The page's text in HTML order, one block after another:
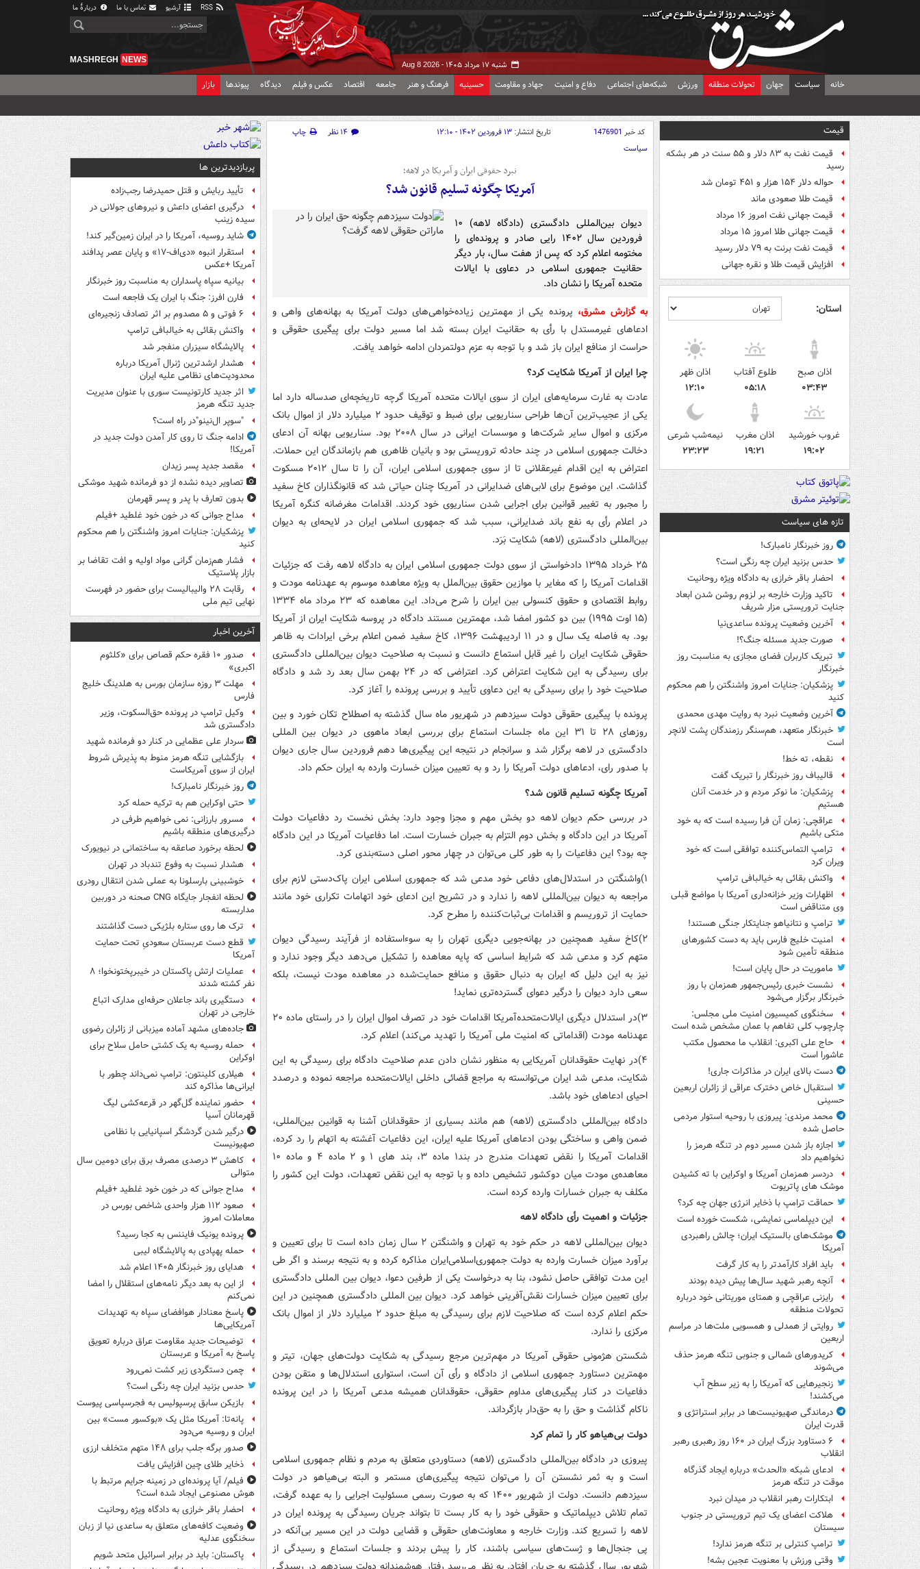
آرشیو تماس با ما دربارهٔ ما
شنبه ۱۷ مرداد ۱۴۰۵ - Aug 8 2026
MASHREGH NEWS
خانه سیاست جهان تحولات منطقه ورزش شبکه‌های اجتماعی دفاع و امنیت جهاد و مقاومت حسینیه فرهنگ و هنر جامعه اقتصاد عکس و فیلم دیدگاه پیوندها بازار
قیمت
قیمت نفت به ۸۳ دلار و ۵۵ سنت در هر بشکه
رسید
حواله دلار ۱۵۴ هزار و ۴۵۱ تومان شد
قیمت طلا صعودی ماند
قیمت جهانی نفت امروز ۱۶ مرداد
قیمت جهانی طلا امروز ۱۵ مرداد
قیمت نفت برنت به ۷۹ دلار رسید
افزایش قیمت طلا و نقره جهانی
استان:
اذان صبح
۰۳:۴۳
طلوع آفتاب
۰۵:۱۸
اذان ظهر
۱۲:۱۰
غروب خورشید
۱۹:۰۲
اذان مغرب
۱۹:۲۱
نیمه‌شب شرعی
۲۳:۲۳
تازه های سیاست
روز خبرنگار نامبارک!
حدس بزنید ایران چه رنگی است؟
احضار باقر خرازی به دادگاه ویژه روحانیت
تاکید وزارت خارجه بر لزوم روشن شدن ابعاد
جنایت تروریستی مزار شریف
آخرین وضعیت پرونده ساعدی‌نیا
صورت جدید مسئله جنگ؟!
تبریک کاربران فضای مجازی به مناسبت روز
خبرنگار
پزشکیان: جنایات امروز واشنگتن را هم محکوم
کنید
آخرین وضعیت نبرد به روایت مهدی محمدی
خبرنگار متعهد، هم‌سنگر رزمندگان پشت لانچر
است
نقطه، ته خط!
قالیباف روز خبرنگار را تبریک گفت
پزشکیان: ما نوکر مردم و در خدمت آنان
هستیم
عراقچی: زمان آن فرا رسیده است که به خود
متکی باشیم
ترامپ التماس‌کننده توافقی است که خود
ویران کرد
واکنش بقائی به خیالبافی ترامپ
اظهارات وزیر خزانه‌داری آمریکا با مواضع قبلی
وی متناقض است
ترامپ و نتانیاهو جنایتکار جنگی هستند!
امنیت خلیج فارس باید به دست کشورهای
منطقه تأمین شود
ماموریت در حال پایان است!
نشست خبری رئیس‌جمهور همزمان با روز
خبرنگار برگزار می‌شود
سخنگوی کمیسیون امنیت ملی مجلس:
چارچوب کلی تفاهم با عمان مشخص شده است
حاج علی اکبری: انقلاب ما محصول مکتب
عاشورا است
دست بالای ایران در مذاکرات جاری!
استقبال خاص دخترک عراقی از زائران اربعین
حسینی
محمد مرندی: پیروزی با روحیه استوار مردمی
حاصل شده
اجازه باز شدن مسیر دوم در تنگه هرمز را
نخواهیم داد
دردسر همزمان آمریکا و اوکراین با ته کشیدن
موشک های پاتریوت
حماقت ترامپ با ذخایر انرژی جهان چه کرد؟
این دیپلماسی نمایشی، شکست خورده است
موشک‌های بالستیک ایران؛ چالش راهبردی
آمریکا
باید افراد کارآمدتر را به کار گرفت
آنچه رهبر شهید سال‌ها پیش دیده بودند
رایزنی عراقچی و همتای موریتانی خود درباره
تحولات منطقه
روایتی از همدلی و همسویی ملت‌ها در مراسم
اربعین
کریدورهای شمالی و جنوبی تنگه هرمز حذف
می‌شوند
زنجیرهایی که آمریکا را به زیر سطح آب
می‌کشند!
درماندگی صهیونیست‌ها در برابر استراتژی و
قدرت ایران
۶ دستاورد بزرگ ایران در ۱۶۰ روز رهبری رهبر
انقلاب
ادعای شبکه «الحدث» درباره ایجاد گذرگاه
موقت در تنگه هرمز
ابتکارات رهبر انقلاب در میدان نبرد
هلاکت اعضای یک تیم تروریستی در جنوب
سیستان
ترامپ کنترلی بر تنگه هرمز ندارد!
وقتی ورزش با معنویت عجین بشه!
کد خبر 1476901 تاریخ انتشار: ۱۳ فروردین ۱۴۰۲ - ۱۲:۱۰ ۱۴ نظر
چاپ
سیاست
نبرد حقوقی ایران و آمریکا در لاهه؛
آمریکا چگونه تسلیم قانون شد؟
دیوان بین‌المللی دادگستری (دادگاه لاهه) ۱۰
فروردین سال ۱۴۰۲ رایی صادر و پرونده‌ای را
مختومه اعلام کرد که پس از هفت سال، بار دیگر
حقانیت جمهوری اسلامی در دعاوی با ایالات
متحده آمریکا را نشان داد.
به گزارش مشرق، پرونده یکی از مهمترین زیاده‌خواهی‌های دولت آمریکا به بهانه‌های واهی و
ادعاهای غیرمستدل با رأی به حقانیت ایران بسته شد اما مسیر دولت برای پیگیری حقوقی و
حراست از منافع ایران باز شد و با توجه به عزم دولتمردان ادامه‌ خواهد یافت.
چرا ایران از آمریکا شکایت کرد؟
عادت به غارت سرمایه‌های ایران از سوی ایالات متحده آمریکا گرچه تاریخچه‌ای صدساله دارد اما
یکی از عجیب‌ترین آن‌ها طراحی سناریویی برای ضبط و توقیف حدود ۲ میلیارد دلار از اموال بانک
مرکزی و اموال سایر شرکت‌ها و موسسات ایرانی در سال ۲۰۰۸ بود. سناریویی بهانه‌ آن ادعای
دخالت جمهوری اسلامی در چند حادثه تروریستی بود و بانیان ظاهری هم بازماندگان این حملات.
اعتراض به این اقدام غیرعقلانی تا از سوی جمهوری اسلامی ایران، آن را تا سال ۲۰۱۲ مسکوت
گذاشت. این موضوع برای لابی‌های ضدایرانی در آمریکا چنان حیاتی شد که قانونگذاران کاخ سفید
را مجبور به تغییر قوانین برای اجرایی شدن سناریوی خود کردند. اقدامات مغرضانه کنگره آمریکا
در اعلام رأی به نفع باند ضدایرانی، سبب شد که جمهوری اسلامی ایران در لایحه‌ای به دیوان
بین‌المللی دادگستری (لاهه) شکایت بَرَد.
۲۵ خرداد ۱۳۹۵ دادخواستی از سوی دولت جمهوری اسلامی ایران به دادگاه لاهه رفت که جزئیات
اقدامات آمریکا را که مغایر با موازین حقوق بین‌الملل به ویژه معاهده موسوم به عهدنامه مودت و
روابط اقتصادی و حقوق کنسولی بین ایران را شرح می‌داد. این معاهده که ۲۳ مرداد ماه ۱۳۳۴
(۱۵ اوت ۱۹۹۵) بین دو کشور امضا شد، مهمترین مستند دادگاه در پروسه شکایت ایران از آمریکا
بود. به فاصله یک سال و در ۱۱ اردیبهشت ۱۳۹۶، کاخ سفید ضمن اعلام برخی ایرادات به ظاهر
حقوقی شکایت ایران را غیر قابل استماع دانست و نسبت به صلاحیت دیوان بین‌المللی دادگستری
برای رسیدگی به این شکایت اعتراض کرد. اعتراضی که در ۲۴ بهمن سال بعد رد شد و دادگاه
صلاحیت خود را برای رسیدگی به این دعاوی تأیید و بررسی پرونده را آغاز کرد.
پرونده با پیگیری حقوقی دولت سیزدهم در شهریور ماه سال گذشته به اصطلاح تکان خورد و بین
روزهای ۲۸ تا ۳۱ این ماه جلسات استماع برای بررسی ابعاد ماهوی در دیوان بین المللی
دادگستری در لاهه برگزار شد و سرانجام در نتیجه این پیگیری‌ها دهم فروردین سال جاری دیوان
با صدور رای، ادعاهای دولت آمریکا را رد و به تعیین میزان خسارت وارده به ایران حکم داد.
آمریکا چگونه تسلیم قانون شد؟
در بررسی حکم دیوان لاهه دو بخش مهم و مجزا وجود دارد: بخش نخست رد دفاعیات دولت
آمریکا در این دادگاه و بخش دوم التزام به جبران خسارت است. اما دفاعیات آمریکا در این دادگاه
چه بود؟ این دفاعیات را به طور کلی می‌توان در چهار محور اصلی دسته‌بندی کرد.
۱)واشنگتن در استدلال‌های دفاعی خود مدعی شد که جمهوری اسلامی ایران پاک‌دستی لازم برای
مراجعه به دیوان بین‌المللی لاهه را ندارد و در تشریح این ادعای خود اتهامات تکراری خود مانند
حمایت از تروریسم و اقدامات بی‌ثبات‌کننده را مطرح کرد.
۲)کاخ سفید همچنین در بهانه‌جویی دیگری تهران را به سوءاستفاده از فرآیند رسیدگی دیوان
متهم کرد و مدعی شد که شرایط اساسی که پایه معاهده را تشکیل می‌دهد دیگر وجود ندارد و
نیز به این دلیل که ایران به دنبال حقوق و منافع حمایت‌شده در معاهده مودت نیست، بلکه
سعی دارد دیوان را درگیر دعوای گسترده‌تری نماید!
۳)در استدلال دیگری ایالات‌متحده‌آمریکا اقدامات خود در تصرف اموال ایران را در راستای ماده ۲۰
عهدنامه مودت (اقداماتی که امنیت ملی آمریکا را تهدید می‌کند) اعلام کرد.
۴)در نهایت حقوقدانان آمریکایی به منظور نشان دادن عدم صلاحیت دادگاه برای رسیدگی به این
شکایت، مدعی شد ایران می‌توانسته به مراجع قضائی داخلی ایالات‌متحده مراجعه نموده و درصدد
احیای ادعاهای خود باشد.
دادگاه بین‌المللی دادگستری (لاهه) هم مانند بسیاری از حقوقدانان آشنا به قوانین بین‌المللی،
ضمن واهی و ساختگی بودن ادعاهای آمریکا علیه ایران، این دفاعیات آغشته به اتهام را رد کرده،
اقدامات آمریکا را نقض تعهدات مندرج در بند۱ ماده ۳، بند های ۱ و ۲ ماده ۴ و ماده ۱۰
معاهده‌ی مودت میان دوکشور تشخیص داده و با توجه به این نقض تعهدات، دولت این کشور را
مکلف به جبران خسارات وارده کرده است.
جزئیات و اهمیت رأی دادگاه لاهه
دیوان بین‌المللی لاهه در حکم خود به تهران و واشنگتن ۲ سال زمان داده است تا برای تعیین و
برآورد میزان خسارت وارده به دولت جمهوری‌اسلامی‌ایران مذاکره کرده و به نتیجه برسند و اگر طی
این مدت توافقی حاصل نشود، بنا به درخواست یکی از طرفین دعوا، دیوان بین المللی دادگستری
برای تعیین میزان خسارات نقش‌آفرینی خواهد کرد. دیوان بین المللی دادگستری همچنین در این
حکم اعلام کرده است که صلاحیت لازم برای رسیدگی به مبلغ حدود ۲ میلیارد دلار از اموال بانک
مرکزی را ندارد.
شکستن هژمونی حقوقی آمریکا در مهم‌ترین مرجع رسیدگی به شکایت دولت‌های جهان، تیتر و
مهمترین دستاورد جمهوری اسلامی از دادگاه و رأی آن است، استواری استدلال‌ها و متقن بودن
دفاعیات در کنار پیگیری‌های مداوم حقوقی، حقوقدانان همیشه مدعی آمریکا را در این پرونده
ناکام گذاشت و حق را به حق‌دار بازگرداند.
دولت بی‌هیاهو کار را تمام کرد
پیروزی در دادگاه بین‌المللی دادگستری (لاهه) دستاوردی متعلق به مردم و نظام جمهوری اسلامی
است و به ثمر نشستن آن را می‌توان نتیجه پیگیری‌های مستمر و البته بی‌هیاهو در دولت
سیزدهم دانست. دولت از شهریور ۱۴۰۰ که به صورت رسمی مسئولیت اجرایی را به عهده گرفت،
تمام تلاش دیپلماتیک و حقوقی خود را به کار بست تا بتواند جریان رسیدگی به پرونده ایران در
لاهه را تسریع کند. وزارت خارجه و معاونت‌های حقوقی و قضایی دولت در این مسیر بی‌آنکه در
پی جنجال‌ها و ژست‌های سیاسی باشند، کار را پیش بردند و جلسات استماع و رسیدگی از
پربازدیدترین ها
تأیید ربایش و قتل حمیدرضا رجب‌زاده
درگیری اعضای داعش و نیروهای جولانی در
سیده زینب
شاید روسیه، آمریکا را در ایران زمین‌گیر کند!
استقرار انبوه «دی‌اف‑۱۷» و پایان عصر پدافند
آمریکا +عکس
بیانیه سپاه پاسداران به مناسبت روز خبرنگار
فارن افرز: جنگ با ایران یک فاجعه است
۶ فوتی و ۵ مصدوم بر اثر تصادف زنجیره‌ای
واکنش بقائی به خیالبافی ترامپ
پالایشگاه سیزران منفجر شد
هشدار ارشدترین ژنرال آمریکا درباره
محدودیت‌های نظامی علیه ایران
اثر جدید کارتونیست سوری با عنوان مدیریت
جدید تنگه هرمز
"سوپر ال‌نینو"در راه است؟
ادامه جنگ تا روی کار آمدن دولت جدید در
آمریکا!
مقصد جدید پسر زیدان
تصاویر دیده‌ نشده از دو فرمانده شهید موشکی
بدون تعارف با پدر و پسر قهرمان
مداح جوانی که در خون خود غلطید +فیلم
پزشکیان: جنایات امروز واشنگتن را هم محکوم
کنید
فشار هم‌زمان گرانی مواد اولیه و افت تقاضا بر
بازار پلاستیک
رقابت ۲۸ والیبالیست برای حضور در فهرست
نهایی تیم ملی
آخرین اخبار
صدور ۱۰ فقره حکم قصاص برای «کلثوم
اکبری»
مهلت ۳ روزه سازمان بورس به هلدینگ خلیج
فارس
وکیل ترامپ در پرونده حق‌السکوت، وزیر
دادگستری شد
سردار علی عظمایی در کنار دو فرمانده شهید
بازگشایی تنگه هرمز منوط به پذیرش شروط
ایران از سوی آمریکاست
روز خبرنگار نامبارک!
حتی اوکراین هم به ترکیه حمله کرد
مسرور بارزانی: نمی خواهیم طرفی در
درگیری‌های منطقه باشیم
لحظه برخورد صاعقه به ساختمانی در نیویورک
هشدار نسبت به وفوع تندباد در تهران
خوشبینی بارسلونا به عملی شدن انتقال رودری
لحظه انفجار جایگاه CNG صحنه در دوربین
مداربسته
ترک ها روی ستاره بلژیکی دست گذاشتند
قطع دست عربستان سعودیِ تحت حمایت
آمریکا
عملیات ارتش پاکستان در خیبرپختونخوا؛ ۸
نفر کشته شدند
دستگیری باند جاعلان حرفه‌ای مدارک اتباع
خارجی در تهران
جاده‌های مشهد آماده میزبانی از زائران رضوی
حمله روسیه به یک کشتی حامل سلاح برای
اوکراین
هیلاری کلینتون: ترامپ نمی‌داند چطور با
ایرانی‌ها مذاکره کند
حضور نماینده گل‌گهر در قرعه‌کشی لیگ
قهرمانان آسیا
درگیر شدن گردشگر اسپانیایی با نظامی
صهیونیست
کاهش ۳ درصدی مصرف برق برای دومین سال
متوالی
مداح جوانی که در خون خود غلطید +فیلم
صعود ۱۱۲ هزار واحدی شاخص بورس در
معاملات امروز
پرونده یونیک فایننس به کجا رسید؟
حمله پهپادی به پالایشگاه لیبی
هدایای روز خبرنگار ۱۴۰۵ اعلام شد
از این به بعد دیگر نامه‌های استقلال را امضا
نمی‌کنم
پاسخ معنادار هوافضای سپاه به تهدیدات
آمریکایی‌ها
توضیحات جدید مقاومت عراق درباره تعویق
پاسخ به آمریکا و عربستان
چمن دستگردی زیر کشت نمی‌رود
حدس بزنید ایران چه رنگی است؟
بازیکن سابق پرسپولیس به فجرسپاسی پیوست
پانه‌تا: آمریکا مثل یک «بوکسور مست» بین
ایران و روسیه می‌دود
صدور برگه جلب برای ۱۴۸ متهم متخلف ارزی
ذخایر طلای چین افزایش یافت
فیلم/ آیا پرونده‌ای در زمینه جرایم مرتبط با
هوش مصنوعی ایجاد شده است؟
احضار باقر خرازی به دادگاه ویژه روحانیت
وضعیت کافه‌های متعلق به ساعدی نیا از زبان
سخنگوی عدلیه
پاکستان: باید در برابر اسرائیل متحد شویم